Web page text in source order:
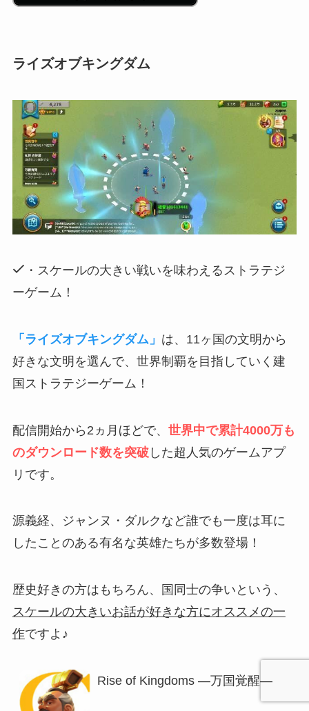
ライズオブキングダム
・スケールの大きい戦いを味わえるストラテジ
ーゲーム！
「ライズオブキングダム」 は、11ヶ国の文明から
好きな文明を選んで、世界制覇を目指していく建
国ストラテジーゲーム！
配信開始から2ヵ月ほどで、 世界中で累計4000万も
のダウンロード数を突破した超人気のゲームアプ
リです。
源義経、ジャンヌ・ダルクなど誰でも一度は耳に
したことのある有名な英雄たちが多数登場！
歴史好きの方はもちろん、国同士の争いという、
スケールの大きいお話が好きな方にオススメの一
作ですよ♪
Rise of Kingdoms ―万国覚醒―